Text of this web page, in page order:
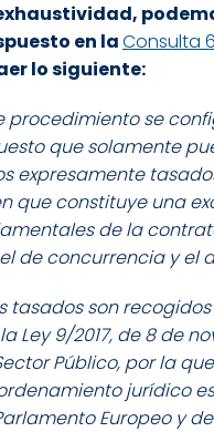
en laConsulta
lo siguiente:
procedimiento se
que solamente
expresamente
que constituye una
de la
de concurrencia y el
tasados son
Ley 9/2017, de 8 de
Público, por la
jurídico
Europeo y